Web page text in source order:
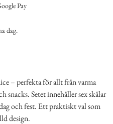
Pay
dag.
– perfekta för allt från varma
snacks. Setet innehåller sex skålar
och fest. Ett praktiskt val som
design.